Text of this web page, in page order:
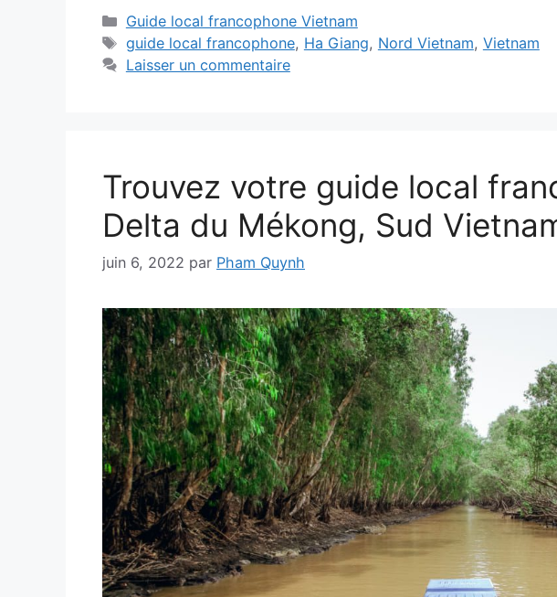
Catégories
Guide local francophone Vietnam
Étiquettes
guide local francophone, Ha Giang, Nord Vietnam, Vietnam
Laisser un commentaire
Trouvez votre guide local
Delta du Mékong, Sud
juin 6, 2022 par Pham Quynh